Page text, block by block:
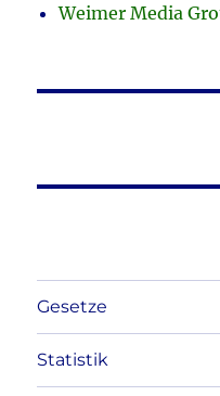
Weimer Media
Gesetze
Statistik